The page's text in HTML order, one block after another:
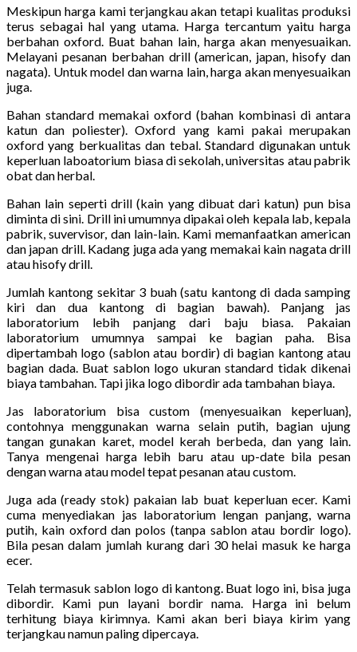
Meskipun harga kami terjangkau akan tetapi kualitas produksi
terus sebagai hal yang utama. Harga tercantum yaitu harga
berbahan oxford. Buat bahan lain, harga akan menyesuaikan.
Melayani pesanan berbahan drill (american, japan, hisofy dan
nagata). Untuk model dan warna lain, harga akan menyesuaikan
juga.
Bahan standard memakai oxford (bahan kombinasi di antara
katun dan poliester). Oxford yang kami pakai merupakan
oxford yang berkualitas dan tebal. Standard digunakan untuk
keperluan laboatorium biasa di sekolah, universitas atau pabrik
obat dan herbal.
Bahan lain seperti drill (kain yang dibuat dari katun) pun bisa
diminta di sini. Drill ini umumnya dipakai oleh kepala lab, kepala
pabrik, suvervisor, dan lain-lain. Kami memanfaatkan american
dan japan drill. Kadang juga ada yang memakai kain nagata drill
atau hisofy drill.
Jumlah kantong sekitar 3 buah (satu kantong di dada samping
kiri dan dua kantong di bagian bawah). Panjang jas
laboratorium lebih panjang dari baju biasa. Pakaian
laboratorium umumnya sampai ke bagian paha. Bisa
dipertambah logo (sablon atau bordir) di bagian kantong atau
bagian dada. Buat sablon logo ukuran standard tidak dikenai
biaya tambahan. Tapi jika logo dibordir ada tambahan biaya.
Jas laboratorium bisa custom (menyesuaikan keperluan},
contohnya menggunakan warna selain putih, bagian ujung
tangan gunakan karet, model kerah berbeda, dan yang lain.
Tanya mengenai harga lebih baru atau up-date bila pesan
dengan warna atau model tepat pesanan atau custom.
Juga ada (ready stok) pakaian lab buat keperluan ecer. Kami
cuma menyediakan jas laboratorium lengan panjang, warna
putih, kain oxford dan polos (tanpa sablon atau bordir logo).
Bila pesan dalam jumlah kurang dari 30 helai masuk ke harga
ecer.
Telah termasuk sablon logo di kantong. Buat logo ini, bisa juga
dibordir. Kami pun layani bordir nama. Harga ini belum
terhitung biaya kirimnya. Kami akan beri biaya kirim yang
terjangkau namun paling dipercaya.